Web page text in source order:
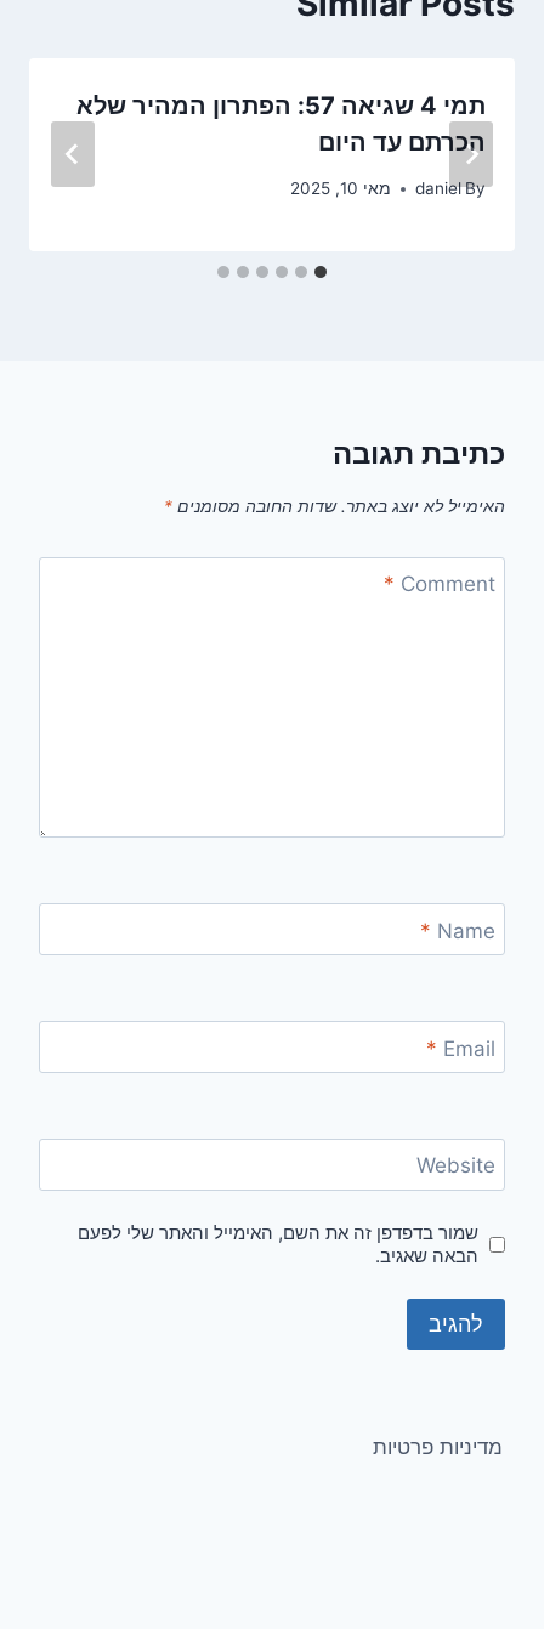
תמי 4 שגיאה 57: הפתרון המהיר שלא
הכרתם עד היום
By
daniel מאי 10, 2025
כתיבת תגובה
האימייל לא יוצג באתר. שדות החובה מסומנים *
Comment
*
Name
*
Email
*
Website
שמור בדפדפן זה את השם, האימייל והאתר שלי לפעם
הבאה שאגיב.
מדיניות פרטיות